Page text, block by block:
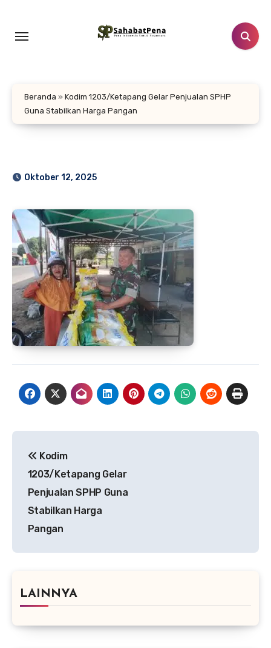
konten
Beranda » Kodim 1203/Ketapang Gelar Penjualan SPHP
Guna Stabilkan Harga Pangan
Oktober 12, 2025
pos
Kodim
1203/Ketapang Gelar
Penjualan SPHP Guna
Stabilkan Harga
Pangan
LAINNYA